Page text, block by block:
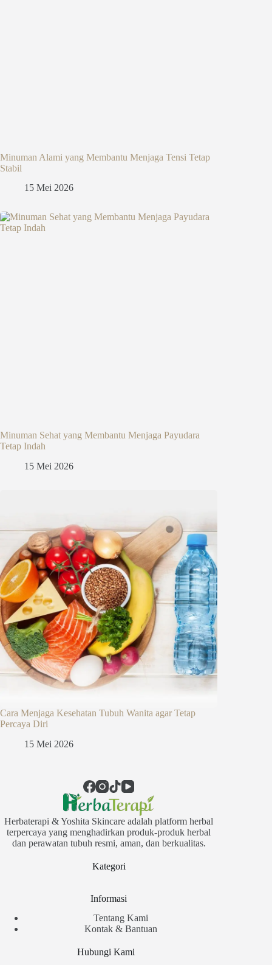
Minuman Alami yang Membantu Menjaga Tensi Tetap
Stabil
15 Mei 2026
Minuman Sehat yang Membantu Menjaga Payudara
Tetap Indah
15 Mei 2026
Cara Menjaga Kesehatan Tubuh Wanita agar Tetap
Percaya Diri
15 Mei 2026
Herbaterapi & Yoshita Skincare adalah platform herbal
terpercaya yang menghadirkan produk-produk herbal
dan perawatan tubuh resmi, aman, dan berkualitas.
Kategori
Informasi
Tentang Kami
Kontak & Bantuan
Hubungi Kami